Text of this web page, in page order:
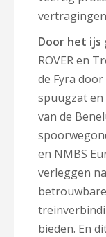
Door het ijs
ROVER en
de Fyra
spuugzat
van de
en NMBS
verleggen
bieden. En